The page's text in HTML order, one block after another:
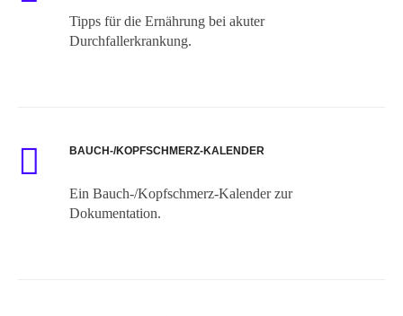
Tipps für die Ernährung bei akuter
Durchfallerkrankung.
BAUCH-/KOPFSCHMERZ-KALENDER
Ein Bauch-/Kopfschmerz-Kalender zur
Dokumentation.